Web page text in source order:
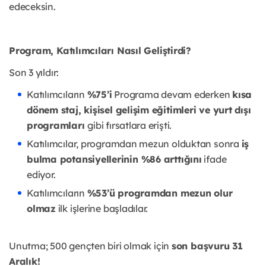
edeceksin.
Program, Katılımcıları Nasıl Geliştirdi?
Son 3 yıldır:
Katılımcıların %75’i Programa devam ederken kısa
dönem staj, kişisel gelişim eğitimleri ve yurt dışı
programlarıgibi fırsatlara erişti.
Katılımcılar, programdan mezun olduktan sonra iş
bulma potansiyellerinin %86 arttığını ifade
ediyor.
Katılımcıların %53’ü programdan mezun olur
olmaz ilk işlerine başladılar.
Unutma; 500 gençten biri olmak için son başvuru 31
Aralık!